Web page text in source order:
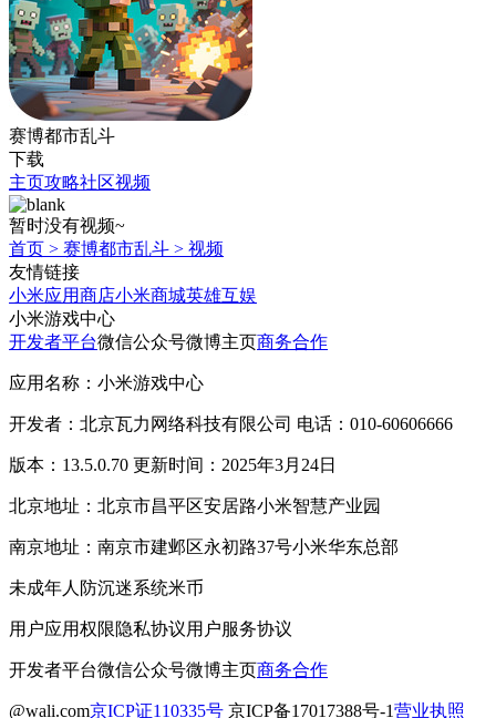
赛博都市乱斗
下载
主页攻略社区视频
暂时没有视频~
首页 > 赛博都市乱斗 > 视频
友情链接
小米应用商店小米商城英雄互娱
小米游戏中心
开发者平台微信公众号微博主页商务合作
应用名称：小米游戏中心
开发者：北京瓦力网络科技有限公司 电话：010-60606666
版本：13.5.0.70 更新时间：2025年3月24日
北京地址：北京市昌平区安居路小米智慧产业园
南京地址：南京市建邺区永初路37号小米华东总部
未成年人防沉迷系统米币
用户应用权限隐私协议用户服务协议
开发者平台微信公众号微博主页商务合作
@wali.com京ICP证110335号 京ICP备17017388号-1营业执照